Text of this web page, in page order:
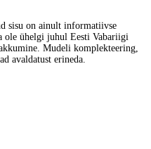
sisu on ainult informatiivse
ole ühelgi juhul Eesti Vabariigi
Mudeli komplekteering,
avaldatust erineda.